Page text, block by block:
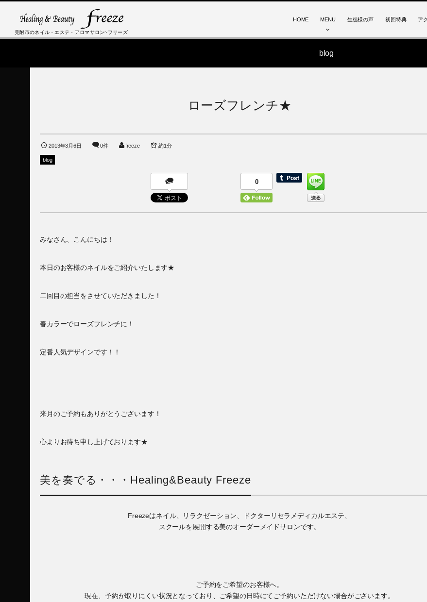
見附市のネイル・エステ・アロマサロン~フリーズ
HOME MENU 生徒様の声 初回特典 ア
blog
ローズフレンチ★
2013年3月6日 0件 freeze 約1分
blog
0
みなさん、こんにちは！
本日のお客様のネイルをご紹介いたします★
二回目の担当をさせていただきました！
春カラーでローズフレンチに！
定番人気デザインです！！
来月のご予約もありがとうございます！
心よりお待ち申し上げております★
美を奏でる・・・Healing&Beauty Freeze
Freezeはネイル、リラクゼーション、ドクターリセラメディカルエステ、
スクールを展開する美のオーダーメイドサロンです。
ご予約をご希望のお客様へ。
現在、予約が取りにくい状況となっており、ご希望の日時にてご予約いただけない場合がございます。